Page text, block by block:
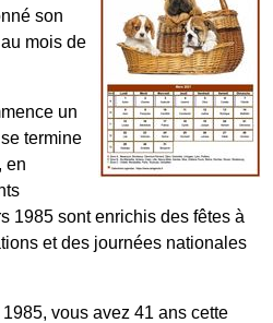
son
mois de
un
termine
en
1985 sont enrichis des fêtes à
et des journées nationales
vous avez 41 ans cette